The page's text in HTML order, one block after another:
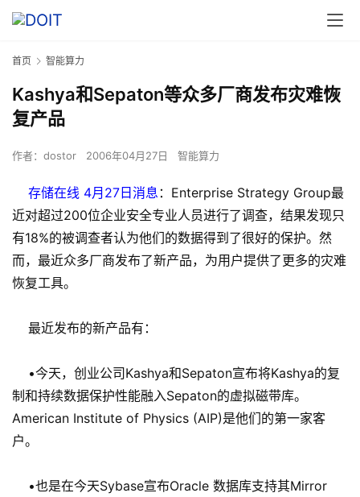
首页 智能算力
Kashya和Sepaton等众多厂商发布灾难恢
复产品
作者： dostor 2006年04月27日 智能算力
存储在线 4月27日消息 ：Enterprise Strategy Group最
近对超过200位企业安全专业人员进行了调查，结果发现只
有18%的被调查者认为他们的数据得到了很好的保护。然
而，最近众多厂商发布了新产品，为用户提供了更多的灾难
恢复工具。
最近发布的新产品有：
•今天，创业公司Kashya和Sepaton宣布将Kashya的复
制和持续数据保护性能融入Sepaton的虚拟磁带库。
American Institute of Physics (AIP)是他们的第一家客
户。
•也是在今天Sybase宣布Oracle 数据库支持其Mirror